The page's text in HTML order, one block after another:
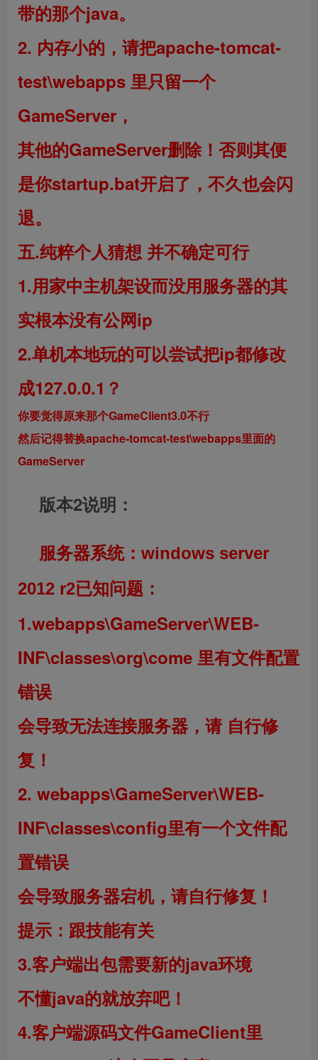
带的那个java。
2. 内存小的，请把apache-tomcat-
test\webapps 里只留一个
GameServer，
其他的GameServer删除！否则其便
是你startup.bat开启了，不久也会闪
退。
五.纯粹个人猜想 并不确定可行
1.用家中主机架设而没用服务器的其
实根本没有公网ip
2.单机本地玩的可以尝试把ip都修改
成127.0.0.1？
你要觉得原来那个GameClient3.0不行
然后记得替换apache-tomcat-test\webapps里面的
GameServer
版本2说明：
服务器系统： windows server
2012 r2已知问题：
1.webapps\GameServer\WEB-
INF\classes\org\come 里有文件配置
错误
会导致无法连接服务器，请 自行修
复！
2. webapps\GameServer\WEB-
INF\classes\config里有一个文件配
置错误
会导致服务器宕机，请自行修复！
提示：跟技能有关
3.客户端出包需要新的java环境
不懂java的就放弃吧！
4.客户端源码文件GameClient里